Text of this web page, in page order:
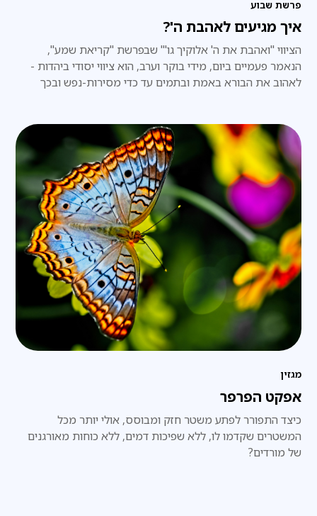
פרשת שבוע
איך מגיעים לאהבת ה'?
הציווי "ואהבת את ה' אלוקיך גו'" שבפרשת "קריאת שמע",
הנאמר פעמיים ביום, מידי בוקר וערב, הוא ציווי יסודי ביהדות -
לאהוב את הבורא באמת ובתמים עד כדי מסירות-נפש ובכך
מגזין
אפקט הפרפר
כיצד התפורר לפתע משטר חזק ומבוסס, אולי יותר מכל
המשטרים שקדמו לו, ללא שפיכות דמים, ללא כוחות מאורגנים
של מורדים?